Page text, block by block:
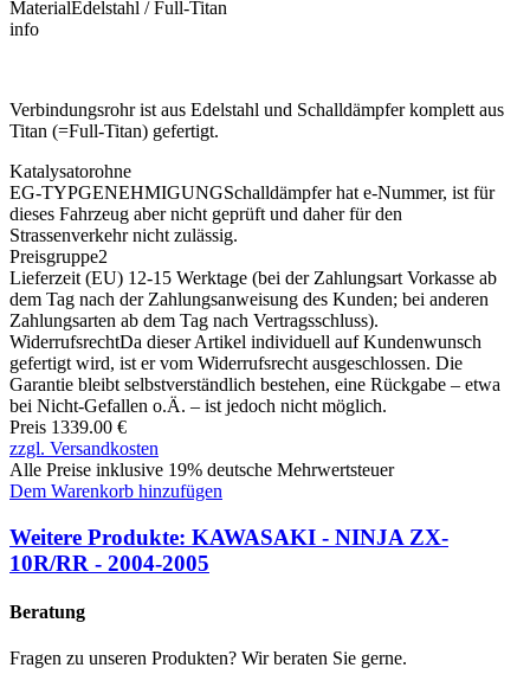
MaterialEdelstahl / Full-Titan
info
Verbindungsrohr ist aus Edelstahl und Schalldämpfer komplett aus
Titan (=Full-Titan) gefertigt.
Katalysatorohne
EG-TYPGENEHMIGUNGSchalldämpfer hat e-Nummer, ist für
dieses Fahrzeug aber nicht geprüft und daher für den
Strassenverkehr nicht zulässig.
Preisgruppe2
Lieferzeit (EU) 12-15 Werktage (bei der Zahlungsart Vorkasse ab
dem Tag nach der Zahlungsanweisung des Kunden; bei anderen
Zahlungsarten ab dem Tag nach Vertragsschluss).
WiderrufsrechtDa dieser Artikel individuell auf Kundenwunsch
gefertigt wird, ist er vom Widerrufsrecht ausgeschlossen. Die
Garantie bleibt selbstverständlich bestehen, eine Rückgabe – etwa
bei Nicht-Gefallen o.Ä. – ist jedoch nicht möglich.
Preis 1339.00 €
zzgl. Versandkosten
Alle Preise inklusive 19% deutsche Mehrwertsteuer
Dem Warenkorb hinzufügen
Weitere Produkte: KAWASAKI - NINJA ZX-
10R/RR - 2004-2005
Beratung
Fragen zu unseren Produkten? Wir beraten Sie gerne.